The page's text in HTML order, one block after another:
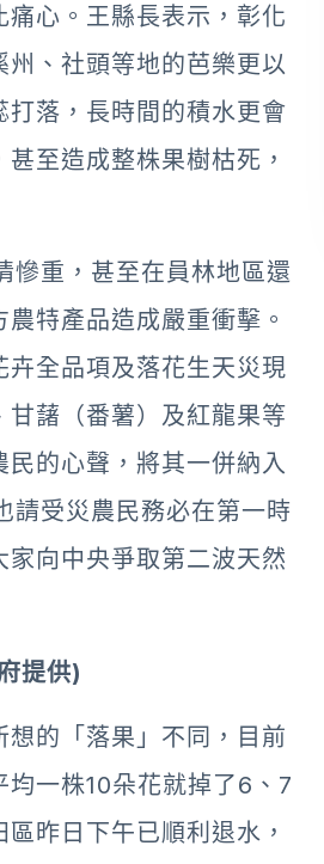
心。王縣長表示，彰化
、社頭等地的芭樂更以
落，長時間的積水更會
至造成整株果樹枯死，
慘重，甚至在員林地區還
特產品造成嚴重衝擊。
全品項及落花生天災現
藷（番薯）及紅龍果等
的心聲，將其一併納入
請受災農民務必在第一時
向中央爭取第二波天然
提供)
的「落果」不同，目前
一株10朵花就掉了6、7
昨日下午已順利退水，